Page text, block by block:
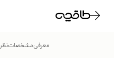
تخفیف ازمعرفیمشخصات